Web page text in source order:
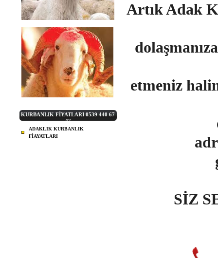
KURBANLIK FİYATLARI 0539 440 67
47
ADAKLIK KURBANLIK
FİAYATLARI
Artık Adak
etmeniz
SİZ